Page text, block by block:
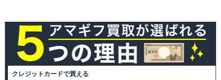
クレジットカードで買える